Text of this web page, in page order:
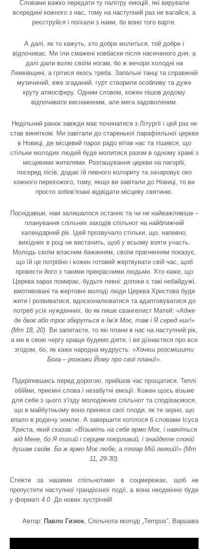
Словами важко передати ту палітру емоцій, які вирували
всередині кожного з нас, тому на наступний раз не вагайся, а
реєструйся і поїхали з нами, бо воно того варте.
А далі, як то кажуть, хто добре молиться, той добре і
відпочиває. Ми їли смажені ковбаски після насиченого дня, а
далі дали волю своїм ногам, бо ж вечори холодні на
Лемківщині, а грітися якось треба. Запальні танці та справжній
музичиний, вже згаданий, гурт створили особливу та дуже
круту атмосферу. Одним словом, кожен пішов додому
відпочивати виснаженим, але мега задоволеним.
Недільний ранок завжди має починатися з Літургії і цей раз не
став винятком. Ми завітали до старенької парафіяльної церкви
в Новиці, де місцевий парох радо вітав нас та тішився, що
стільки молодих людей буде молитися разом в одному храмі з
місцевими жителями. Розташування церкви на пагорбі,
посеред лісів, додає їй певного колориту та зачаровує око
кожного перехожого, тому, якщо ви завітали до Новиці, то ви
просто зобов’язані відвідати місцеву святиню.
Поснідавши, нам залишалося останнє та чи не найважливіше –
планування спільних заходів спільнот на найближчий
календарний рік. Ідей прозвучало стільки, що, напевно,
вихідних в році не вистачить, щоб у всьому взяти участь.
Молодь своїм власним бажанням, своїм прагненням показує,
що їй це потрібно і кожен готовий жертвувати свій час, щоб
провести його з такими прекрасними людьми. Хто каже, що
Церква зараз помирає, будьте певні: допоки є такі небайдужі,
вмотивовані та жертовні молоді люди Церква Христова буде
жити і розвиватися, вдосконалюватися та адаптовуватися до
потреб усіх нужденних, бо як пише євангелист Матей: «Адже
де двоє або троє зберуться в Ім’я Моє, там і Я серед них!»
(Мт 18, 20). Ви запитаєте, то які плани в нас на наступний рік,
а ми в свою чергу краще будемо діяти, і ви дізнаєтеся про все
згодом, бо, як каже народна мудрусть: «Хочеш розсмішити
Бога – розкажи Йому про свої плани!».
Підкріпившись перед дорогою, прийшов час прощатися. Теплі
обійми, приємні слова і незабутні емоції. Кожен щось візьме
для себе з цього з’їзду молодіжних спільнот та сподіваємося,
що в майбутньому воно принесе свої плоди, як те зерно, що
впало в родючу землю. А завершити хотілося б словами Ісуса
Христа, який сказав: «Візьміть на себе ярмо Моє, і навчіться
від Мене, бо Я тихий і серцем покірливий, і знайдете спокій
душам своїм. Бо ж ярмо Моє любе, а тягар Мій легкий!» (Мт
11, 29-30).
Стежте за нашими спільнотами в соцмережах, щоб не
пропустити наступної грандіозної події, а вона неодмінно буде
у форматі 4.0. До нових зустрічей!
Автор: Павло Гизюк, Спільнота молоді „Tempus”, Варшава